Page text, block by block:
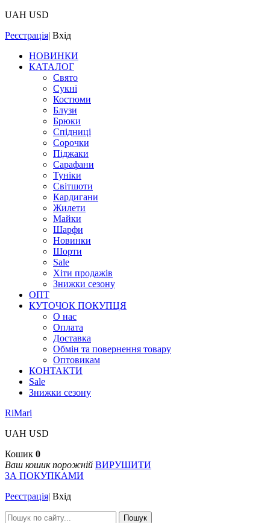
UAH USD
Реєстрація| Вхід
НОВИНКИ
КАТАЛОГ
Свято
Сукні
Костюми
Блузи
Брюки
Спідниці
Сорочки
Піджаки
Сарафани
Туніки
Світшоти
Кардигани
Жилети
Майки
Шарфи
Новинки
Шорти
Sale
Хіти продажів
Знижки сезону
ОПТ
КУТОЧОК ПОКУПЦЯ
О нас
Оплата
Доставка
Обмін та повернення товару
Оптовикам
КОНТАКТИ
Sale
Знижки сезону
RiMari
UAH USD
Кошик 0
Ваш кошик порожній ВИРУШИТИ
ЗА ПОКУПКАМИ
Реєстрація| Вхід
Пошук